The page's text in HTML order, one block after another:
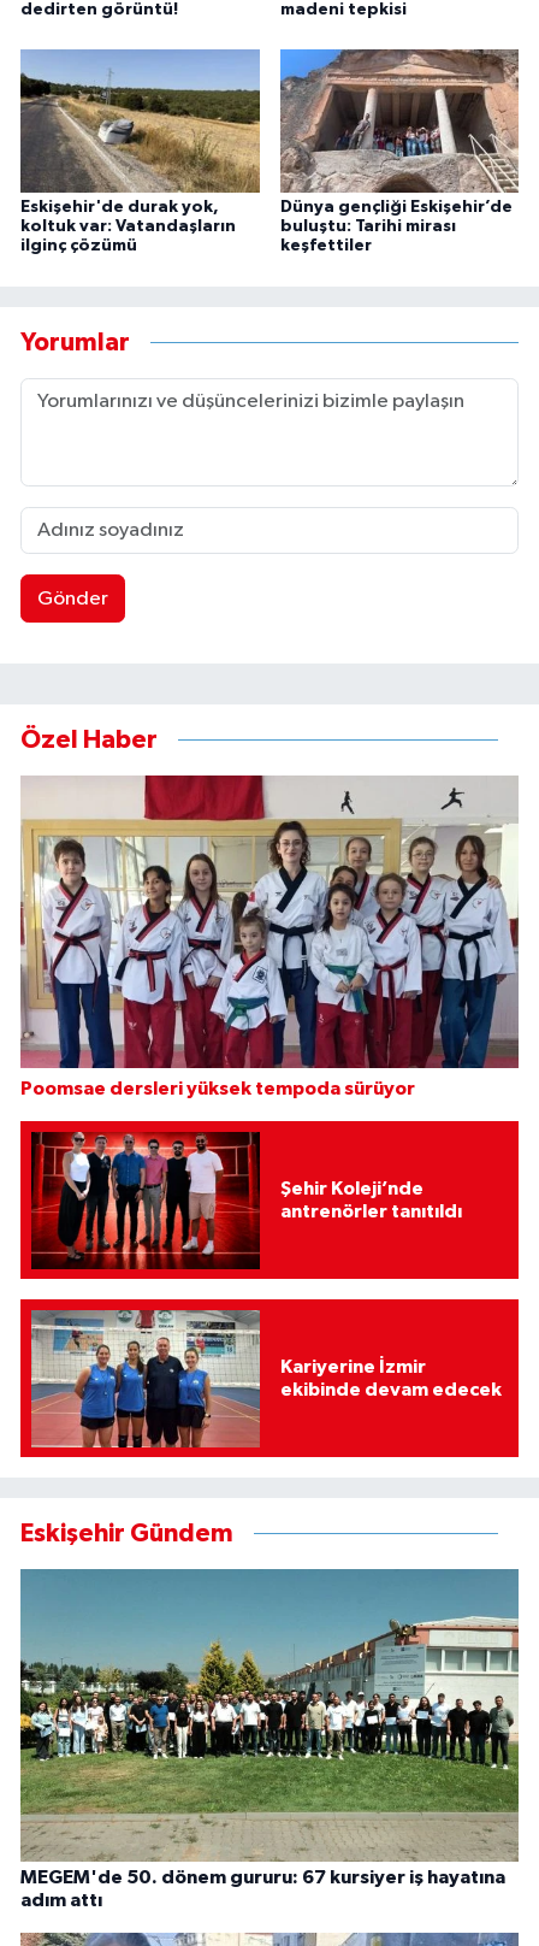
dedirten görüntü! madeni tepkisi
Eskişehir'de durak yok,
koltuk var: Vatandaşların
ilginç çözümü
Dünya gençliği Eskişehir’de
buluştu: Tarihi mirası
keşfettiler
Yorumlar
Gönder
Özel Haber
Poomsae dersleri yüksek tempoda sürüyor
Şehir Koleji’nde
antrenörler tanıtıldı
Kariyerine İzmir
ekibinde devam edecek
Eskişehir Gündem
MEGEM'de 50. dönem gururu: 67 kursiyer iş hayatına
adım attı